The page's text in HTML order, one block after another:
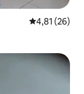
4,81 (26)